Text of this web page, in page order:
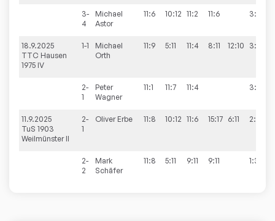
3-
4
Michael
Astor
11:6 10:12 11:2 11:6 3:1
18.9.2025
TTC Hausen
1975 IV
1-1
Michael
Orth
11:9 5:11 11:4 8:11 12:10 3:2
2-
1
Peter
Wagner
11:1 11:7 11:4 3:0
11.9.2025
TuS 1903
Weilmünster II
2-
1
Oliver Erbe 11:8 10:12 11:6 15:17 6:11 2:3
2-
2
Mark
Schäfer
11:8 5:11 9:11 9:11 1:3